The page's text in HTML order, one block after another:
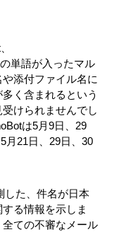
単語が入ったマル
添付ファイル名に
く含まれるという
けられませんでし
は5月9日、29
月21日、29日、30
した、件名が日本
る情報を示しま
ての不審なメール